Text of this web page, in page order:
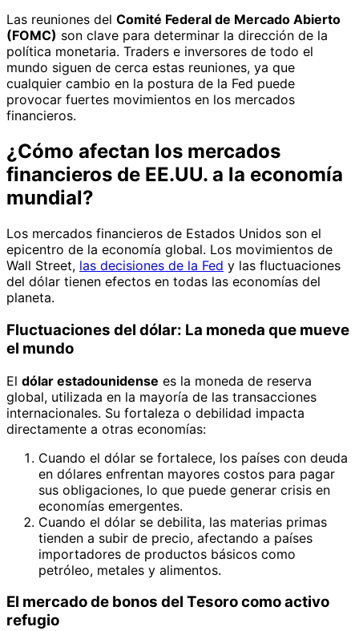
Las reuniones del Comité Federal de Mercado Abierto
(FOMC) son clave para determinar la dirección de la
política monetaria. Traders e inversores de todo el
mundo siguen de cerca estas reuniones, ya que
cualquier cambio en la postura de la Fed puede
provocar fuertes movimientos en los mercados
financieros.
¿Cómo afectan los mercados
financieros de EE.UU. a la economía
mundial?
Los mercados financieros de Estados Unidos son el
epicentro de la economía global. Los movimientos de
Wall Street, las decisiones de la Fed y las fluctuaciones
del dólar tienen efectos en todas las economías del
planeta.
Fluctuaciones del dólar: La moneda que mueve
el mundo
El dólar estadounidense es la moneda de reserva
global, utilizada en la mayoría de las transacciones
internacionales. Su fortaleza o debilidad impacta
directamente a otras economías:
Cuando el dólar se fortalece, los países con deuda
en dólares enfrentan mayores costos para pagar
sus obligaciones, lo que puede generar crisis en
economías emergentes.
Cuando el dólar se debilita, las materias primas
tienden a subir de precio, afectando a países
importadores de productos básicos como
petróleo, metales y alimentos.
El mercado de bonos del Tesoro como activo
refugio